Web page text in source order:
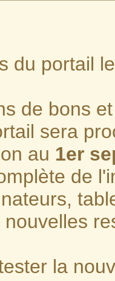
du portail
de bons
sera
au 1er
de
la